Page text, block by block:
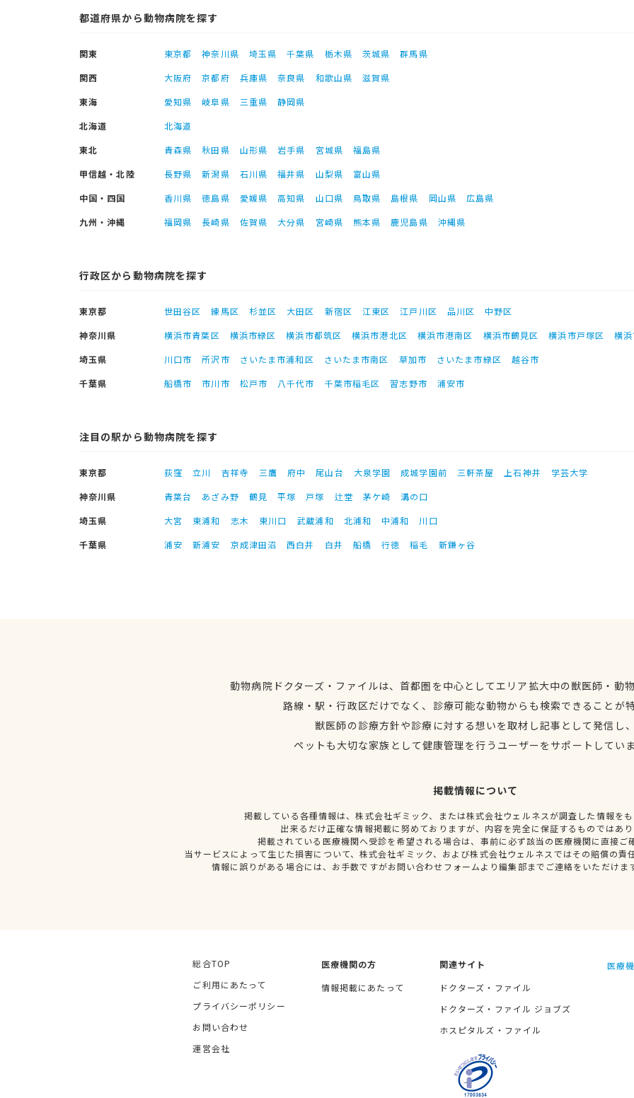
都道府県から動物病院を探す
関東 東京都 神奈川県 埼玉県 千葉県 栃木県 茨城県
群馬県
関西
大阪府 京都府 兵庫県 奈良県 和歌山県
滋賀県
東海
愛知県 岐阜県 三重県
静岡県
北海道
北海道
東北
青森県 秋田県 山形県 岩手県 宮城県
福島県
甲信越・北陸
長野県 新潟県 石川県 福井県 山梨県
富山県
中国・四国
香川県 徳島県 愛媛県 高知県 山口県 鳥取県 島根県 岡山県
広島県
九州・沖縄
福岡県 長崎県 佐賀県 大分県 宮崎県 熊本県 鹿児島県 沖縄県
行政区から動物病院を探す
東京都 世田谷区 練馬区 杉並区 大田区 新宿区 江東区 江戸川区 品川区
中野区
神奈川県
横浜市青葉区 横浜市緑区 横浜市都筑区 横浜市港北区 横浜市港南区 横浜市鶴見区 横浜市戸塚区
横
埼玉県
川口市 所沢市 さいたま市浦和区 さいたま市南区 草加市 さいたま市緑区
越谷市
千葉県
船橋市 市川市 松戸市 八千代市 千葉市稲毛区 習志野市 浦安市
注目の駅から動物病院を探す
東京都 荻窪 立川 吉祥寺 三鷹 府中 尾山台 大泉学園 成城学園前 三軒茶屋 上石神井
学芸大学
神奈川県
青葉台 あざみ野 鶴見 平塚 戸塚 辻堂 茅ケ崎
溝の口
埼玉県
大宮 東浦和 志木 東川口 武蔵浦和 北浦和 中浦和
川口
千葉県
浦安 新浦安 京成津田沼 西白井 白井 船橋 行徳 稲毛 新鎌ヶ谷
動物病院ドクターズ・ファイルは、首都圏を中心としてエリア拡大中の獣医師・動
路線・駅・行政区だけでなく、診療可能な動物からも検索できることが
獣医師の診療方針や診療に対する想いを取材し記事として発信し
ペットも大切な家族として健康管理を行うユーザーをサポートしてい
掲載情報について
掲載している各種情報は、株式会社ギミック、または株式会社ウェルネスが調査した情報を
出来るだけ正確な情報掲載に努めておりますが、内容を完全に保証するものではあ
掲載されている医療機関へ受診を希望される場合は、事前に必ず該当の医療機関に直接ご
当サービスによって生じた損害について、株式会社ギミック、および株式会社ウェルネスではその賠償の責
情報に誤りがある場合には、お手数ですがお問い合わせフォームより編集部までご連絡をいただけま
総合TOP
ご利用にあたって
プライバシーポリシー
お問い合わせ
運営会社
医療機関の方
情報掲載にあたって
関連サイト
ドクターズ・ファイル
ドクターズ・ファイル ジョブズ
ホスピタルズ・ファイル
医療